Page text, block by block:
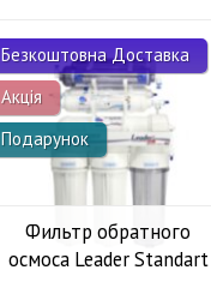
Безкоштовна Доставка
Акція
Подарунок
Фильтр обратного
осмоса Leader Standart